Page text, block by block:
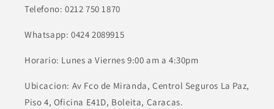
Telefono: 0212 750 1870
Whatsapp: 0424 2089915
Horario: Lunes a Viernes 9:00 am a 4:30pm
Ubicacion: Av Fco de Miranda, Centrol Seguros La Paz,
Piso 4, Oficina E41D, Boleita, Caracas.